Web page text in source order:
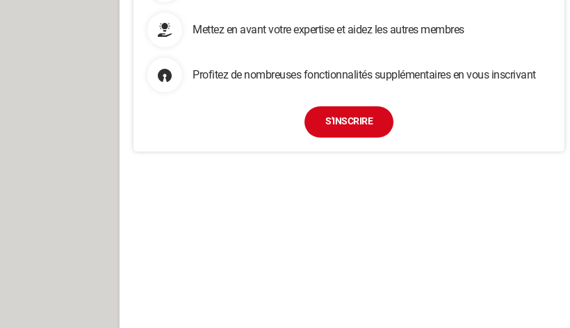
Mettez en avant votre expertise et aidez les autres membres
Profitez de nombreuses fonctionnalités supplémentaires en vous inscrivant
S'INSCRIRE